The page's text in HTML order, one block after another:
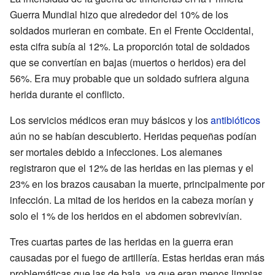
Guerra Mundial hizo que alrededor del 10% de los
soldados murieran en combate. En el Frente Occidental,
esta cifra subía al 12%. La proporción total de soldados
que se convertían en bajas (muertos o heridos) era del
56%. Era muy probable que un soldado sufriera alguna
herida durante el conflicto.
Los servicios médicos eran muy básicos y losantibióticos
aún no se habían descubierto. Heridas pequeñas podían
ser mortales debido a infecciones. Los alemanes
registraron que el 12% de las heridas en las piernas y el
23% en los brazos causaban la muerte, principalmente por
infección. La mitad de los heridos en la cabeza morían y
solo el 1% de los heridos en el abdomen sobrevivían.
Tres cuartas partes de las heridas en la guerra eran
causadas por el fuego de artillería. Estas heridas eran más